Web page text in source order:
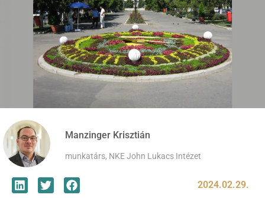
Manzinger Krisztián
munkatárs, NKE John Lukacs Intézet
2024.02.29.